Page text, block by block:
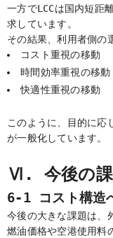
一方でLCCは国内短距
求しています。
その結果、利用者側の
コスト重視の移動
時間効率重視の移動
快適性重視の移動
このように、目的に応
が一般化しています。
Ⅵ. 今後の課
6-1 コスト構造
今後の大きな課題は、
燃油価格や空港使用料